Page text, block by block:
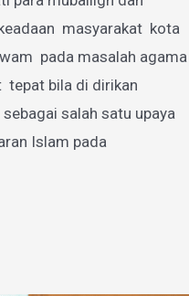
masyarakat kota
pada masalah agama
tepat bila di dirikan
salah satu upaya
Islam pada